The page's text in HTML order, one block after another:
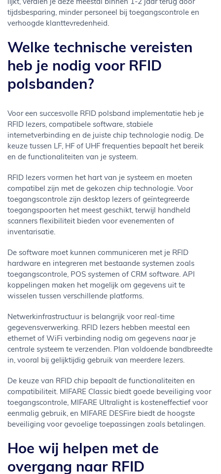
lijkt, verdien je deze meestal binnen 1-2 jaar terug door
tijdsbesparing, minder personeel bij toegangscontrole en
verhoogde klanttevredenheid.
Welke technische vereisten
heb je nodig voor RFID
polsbanden?
Voor een succesvolle RFID polsband implementatie heb je
RFID lezers, compatibele software, stabiele
internetverbinding en de juiste chip technologie nodig. De
keuze tussen LF, HF of UHF frequenties bepaalt het bereik
en de functionaliteiten van je systeem.
RFID lezers vormen het hart van je systeem en moeten
compatibel zijn met de gekozen chip technologie. Voor
toegangscontrole zijn desktop lezers of geïntegreerde
toegangspoorten het meest geschikt, terwijl handheld
scanners flexibiliteit bieden voor evenementen of
inventarisatie.
De software moet kunnen communiceren met je RFID
hardware en integreren met bestaande systemen zoals
toegangscontrole, POS systemen of CRM software. API
koppelingen maken het mogelijk om gegevens uit te
wisselen tussen verschillende platforms.
Netwerkinfrastructuur is belangrijk voor real-time
gegevensverwerking. RFID lezers hebben meestal een
ethernet of WiFi verbinding nodig om gegevens naar je
centrale systeem te verzenden. Plan voldoende bandbreedte
in, vooral bij gelijktijdig gebruik van meerdere lezers.
De keuze van RFID chip bepaalt de functionaliteiten en
compatibiliteit. MIFARE Classic biedt goede beveiliging voor
toegangscontrole, MIFARE Ultralight is kosteneffectief voor
eenmalig gebruik, en MIFARE DESFire biedt de hoogste
beveiliging voor gevoelige toepassingen zoals betalingen.
Hoe wij helpen met de
overgang naar RFID